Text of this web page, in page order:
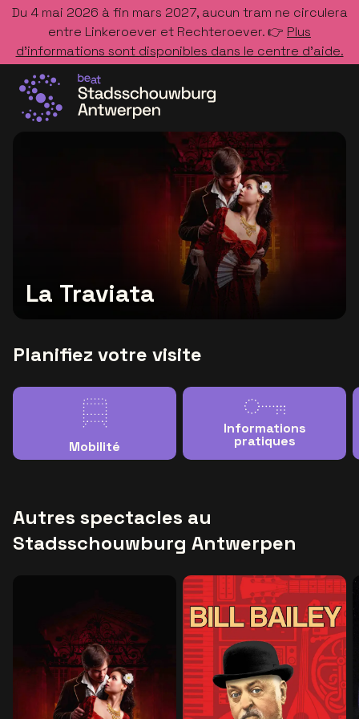
Du 4 mai 2026 à fin mars 2027, aucun tram ne circulera
entre Linkeroever et Rechteroever. 👉 Plus
d’informations sont disponibles dans le centre d’aide.
La Traviata
Planifiez votre visite
Mobilité
Informations
pratiques
Autres spectacles au
Stadsschouwburg Antwerpen